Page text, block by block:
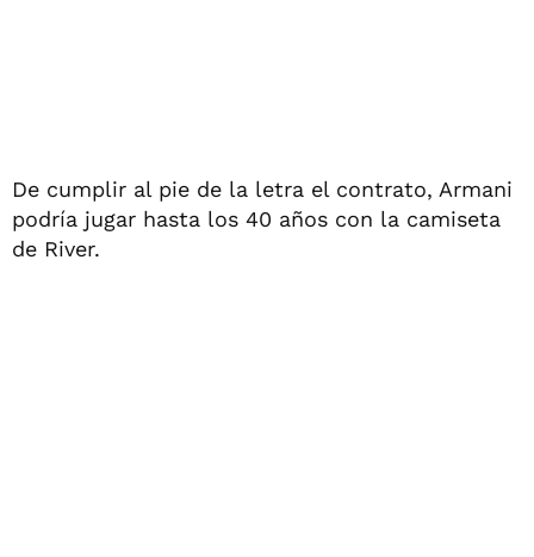
De cumplir al pie de la letra el contrato, Armani
podría jugar hasta los 40 años con la camiseta
de River.